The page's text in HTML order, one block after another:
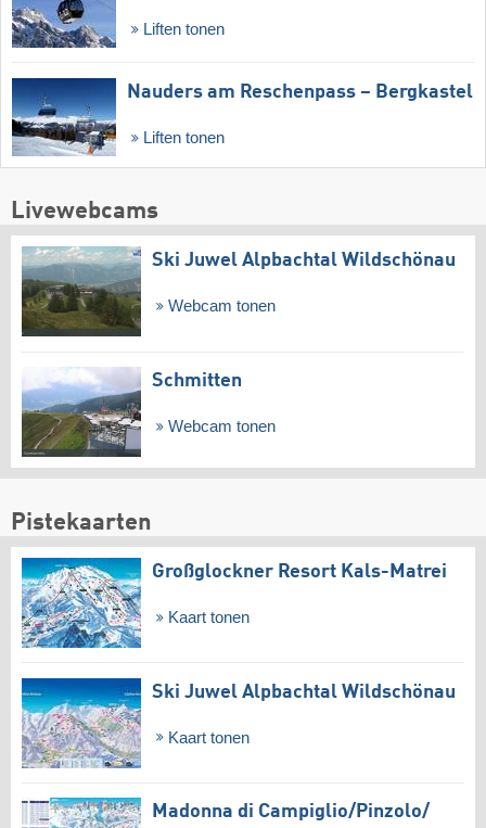
Liften tonen
Nauders am Reschenpass – Bergkastel
Liften tonen
Livewebcams
Ski Juwel Alpbachtal Wildschönau
Webcam tonen
Schmitten
Webcam tonen
Pistekaarten
Großglockner Resort Kals-Matrei
Kaart tonen
Ski Juwel Alpbachtal Wildschönau
Kaart tonen
Madonna di Campiglio/​Pinzolo/​